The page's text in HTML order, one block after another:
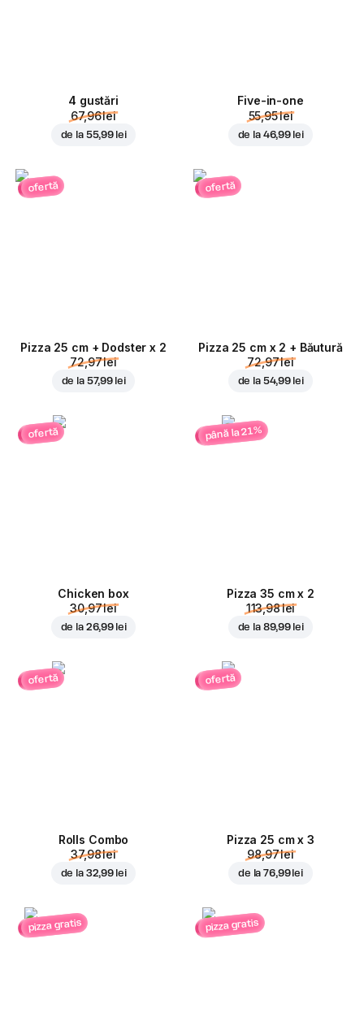
4 gustări
67,96 lei
de la 55,99 lei
Five-in-one
55,95 lei
de la 46,99 lei
ofertă
Pizza 25 cm + Dodster x 2
72,97 lei
de la 57,99 lei
ofertă
Pizza 25 cm x 2 + Băutură
72,97 lei
de la 54,99 lei
ofertă
Chicken box
30,97 lei
de la 26,99 lei
până la 21%
Pizza 35 cm x 2
113,98 lei
de la 89,99 lei
ofertă
Rolls Combo
37,98 lei
de la 32,99 lei
ofertă
Pizza 25 cm x 3
98,97 lei
de la76,99 lei
pizza gratis pizza gratis